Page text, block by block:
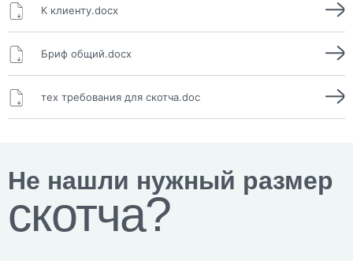
К клиенту.docx
Бриф общий.docx
тех требования для скотча.doc
Не нашли нужный размер
скотча?